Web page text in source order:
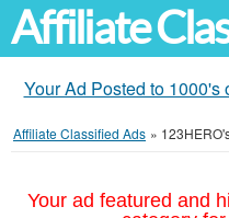
Affiliate
Your Ad Posted to
Affiliate Classified Ads »
Your ad featured and